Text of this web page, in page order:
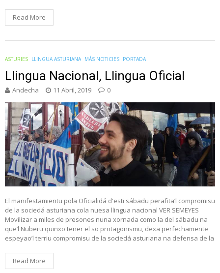
Read More
ASTURIES LLINGUA ASTURIANA MÁS NOTICIES PORTADA
Llingua Nacional, Llingua Oficial
Andecha 11 Abril, 2019 0
El manifestamientu pola Oficialidá d'esti sábadu perafita’l compromisu
de la sociedá asturiana cola nuesa llingua nacional VER SEMEYES
Movilizar a miles de presones nuna xornada como la del sábadu na
que’l Nuberu quinxo tener el so protagonismu, dexa perfechamente
espeyao’l terriu compromisu de la sociedá asturiana na defensa de la
Read More